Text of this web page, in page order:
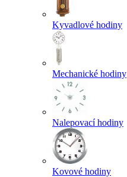
Kyvadlové hodiny
Mechanické hodiny
Nalepovací hodiny
Kovové hodiny